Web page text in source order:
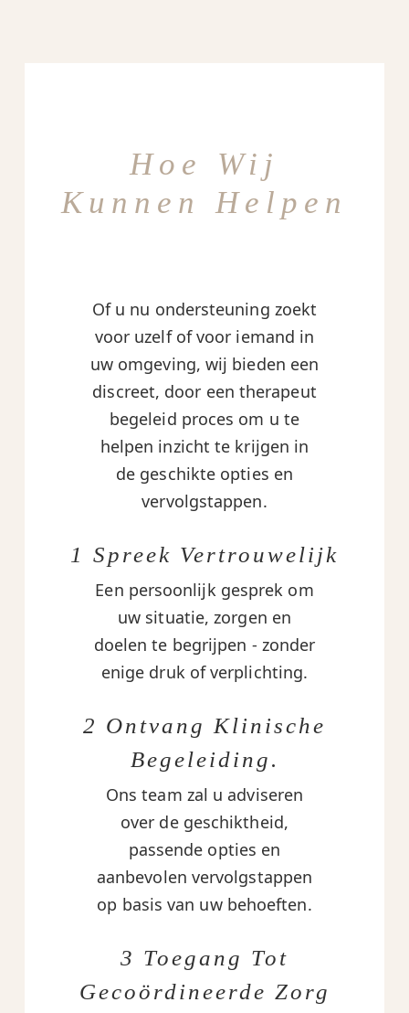
Hoe Wij
Kunnen Helpen
Of u nu ondersteuning zoekt
voor uzelf of voor iemand in
uw omgeving, wij bieden een
discreet, door een therapeut
begeleid proces om u te
helpen inzicht te krijgen in
de geschikte opties en
vervolgstappen.
1 Spreek Vertrouwelijk
Een persoonlijk gesprek om
uw situatie, zorgen en
doelen te begrijpen - zonder
enige druk of verplichting.
2 Ontvang Klinische
Begeleiding.
Ons team zal u adviseren
over de geschiktheid,
passende opties en
aanbevolen vervolgstappen
op basis van uw behoeften.
3 Toegang Tot
Gecoördineerde Zorg